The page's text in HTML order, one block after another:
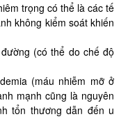
trọng có thể là các tế
không kiểm soát khiến
(có thể do chế độ
(máu nhiễm mỡ ở
mạnh cũng là nguyên
tổn thương dẫn đến u